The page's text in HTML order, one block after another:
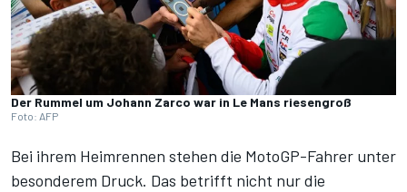
Der Rummel um Johann Zarco war in Le Mans riesengroß
Foto: AFP
Bei ihrem Heimrennen stehen die MotoGP-Fahrer unter
besonderem Druck. Das betrifft nicht nur die